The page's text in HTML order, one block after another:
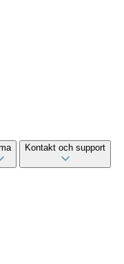
Kontakt och support